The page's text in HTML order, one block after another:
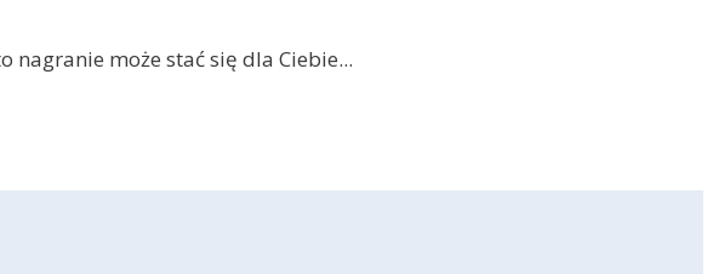
nagranie może stać się dla Ciebie...